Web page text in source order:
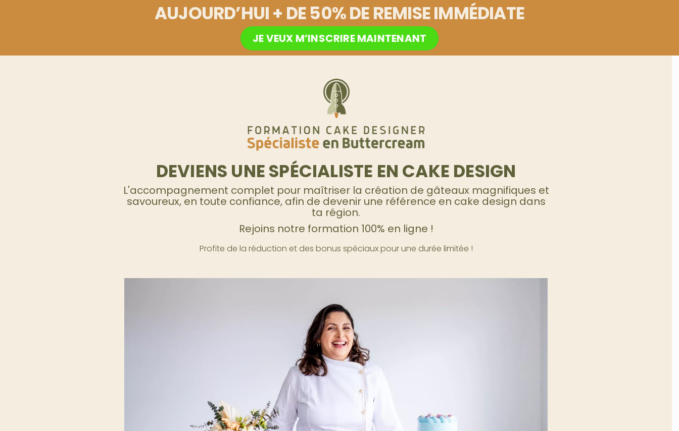
AUJOURD’HUI + DE 50% DE REMISE IMMÉDIATE
JE VEUX M’INSCRIRE MAINTENANT
DEVIENS UNE SPÉCIALISTE EN CAKE DESIGN
L'accompagnement complet pour maîtriser la création de gâteaux magnifiques et
savoureux, en toute confiance, afin de devenir une référence en cake design dans
ta région.
Rejoins notre formation 100% en ligne !
Profite de la réduction et des bonus spéciaux pour une durée limitée !